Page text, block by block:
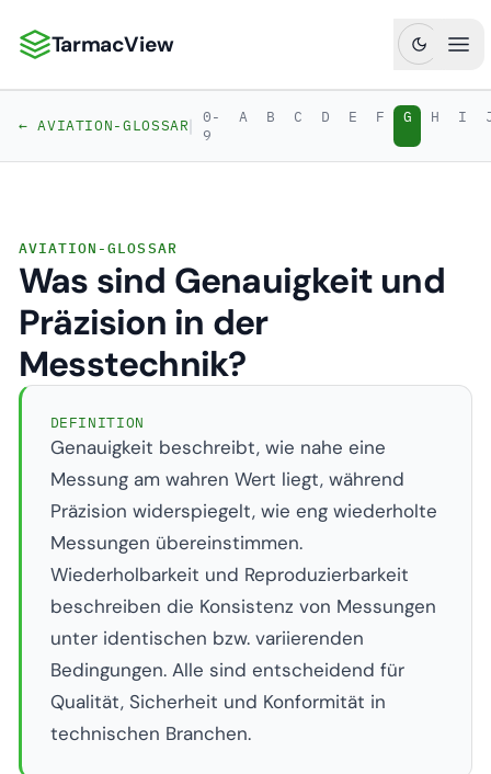
TarmacView: Präzisionsluftfahrtanalytik
TarmacView
← AVIATION-GLOSSAR| 0-
9
A B C D E F G H I
AVIATION-GLOSSAR
Was sind Genauigkeit und
Präzision in der
Messtechnik?
DEFINITION
Genauigkeit beschreibt, wie nahe eine
Messung am wahren Wert liegt, während
Präzision widerspiegelt, wie eng wiederholte
Messungen übereinstimmen.
Wiederholbarkeit und Reproduzierbarkeit
beschreiben die Konsistenz von Messungen
unter identischen bzw. variierenden
Bedingungen. Alle sind entscheidend für
Qualität, Sicherheit und Konformität in
technischen Branchen.